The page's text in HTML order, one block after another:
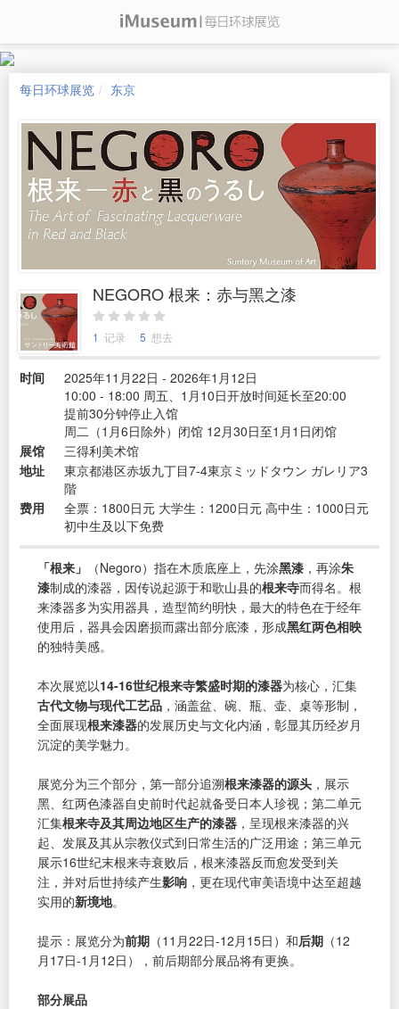
每日环球展览 东京
NEGORO 根来：赤与黑之漆
1 记录 5 想去
时间
2025年11月22日 - 2026年1月12日
10:00 - 18:00 周五、1月10日开放时间延长至20:00
提前30分钟停止入馆
周二（1月6日除外）闭馆 12月30日至1月1日闭馆
展馆
三得利美术馆
地址
東京都港区赤坂九丁目7-4東京ミッドタウン ガレリア3
階
费用
全票：1800日元 大学生：1200日元 高中生：1000日元
初中生及以下免费
「根来」 （Negoro）指在木质底座上，先涂黑漆 ，再涂朱
漆制成的漆器，因传说起源于和歌山县的根来寺而得名。根
来漆器多为实用器具，造型简约明快，最大的特色在于经年
使用后，器具会因磨损而露出部分底漆，形成黑红两色相映
的独特美感。
本次展览以14-16世纪根来寺繁盛时期的漆器为核心，汇集
古代文物与现代工艺品 ，涵盖盆、碗、瓶、壶、桌等形制，
全面展现根来漆器的发展历史与文化内涵，彰显其历经岁月
沉淀的美学魅力。
展览分为三个部分，第一部分追溯根来漆器的源头 ，展示
黑、红两色漆器自史前时代起就备受日本人珍视；第二单元
汇集根来寺及其周边地区生产的漆器 ，呈现根来漆器的兴
起、发展及其从宗教仪式到日常生活的广泛用途；第三单元
展示16世纪末根来寺衰败后，根来漆器反而愈发受到关
注，并对后世持续产生影响 ，更在现代审美语境中达至超越
实用的新境地。
提示：展览分为前期 （11月22日-12月15日）和后期 （12
月17日-1月12日），前后期部分展品将有更换。
部分展品